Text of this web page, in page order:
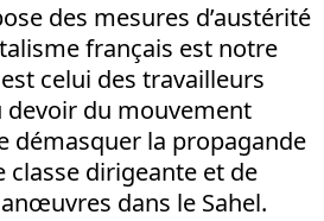
des mesures d’austérité
français est notre
celui des travailleurs
devoir du mouvement
démasquer la propagande
dirigeante et de
dans le Sahel.